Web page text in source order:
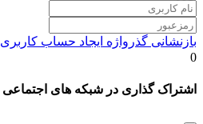
بازنشانی گذرواژه ایجاد حساب کاربری
0
اشتراک گذاری در شبکه های اجتماعی